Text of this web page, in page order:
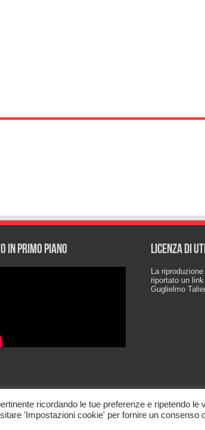
in primo piano Licenza di
La
riportato un
Guglielmo
ricordando le tue preferenze e ripetendo le
'Impostazioni cookie' per fornire un consenso